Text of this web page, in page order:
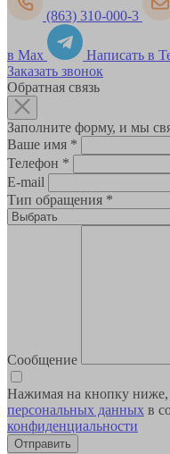
(863) 310-000-3
в Max
Написать в
Заказать звонок
Обратная связь
Заполните форму, и мы
Ваше имя *
Телефон *
E-mail
Тип обращения *
Сообщение
Нажимая на кнопку
персональных данных в
конфиденциальности